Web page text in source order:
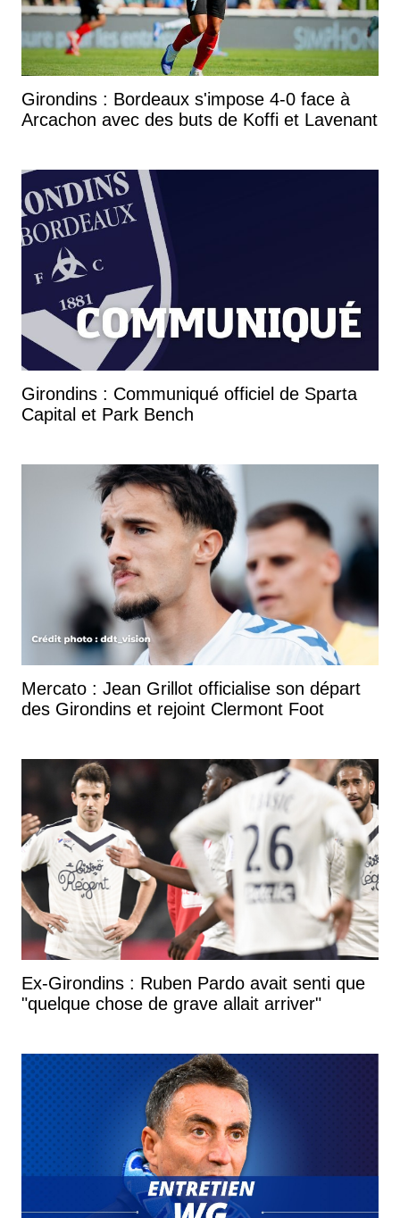
Girondins : Bordeaux s'impose 4-0 face à
Arcachon avec des buts de Koffi et Lavenant
Girondins : Communiqué officiel de Sparta
Capital et Park Bench
Mercato : Jean Grillot officialise son départ
des Girondins et rejoint Clermont Foot
Ex-Girondins : Ruben Pardo avait senti que
"quelque chose de grave allait arriver"